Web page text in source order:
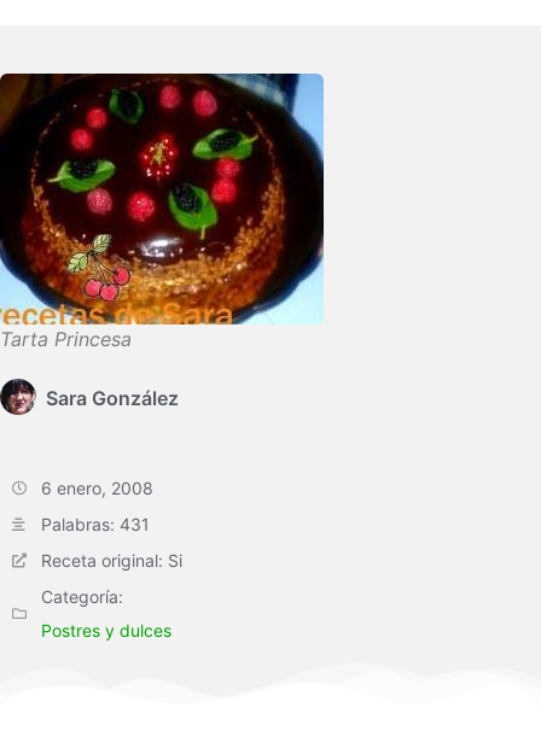
Tarta Princesa
Sara González
6 enero, 2008
Palabras: 431
Receta original: Si
Categoría:
Postres y dulces